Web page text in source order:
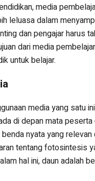
media
leluasa dalam
dan pengajar harus
dari media
untuk belajar.
media yang satu
di depan mata
nyata yang
tentang fotosintesis
hal ini, daun adalah